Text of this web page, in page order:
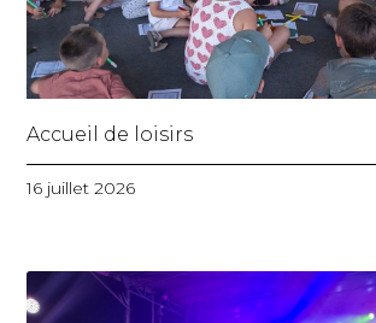
Accueil de loisirs
16 juillet 2026